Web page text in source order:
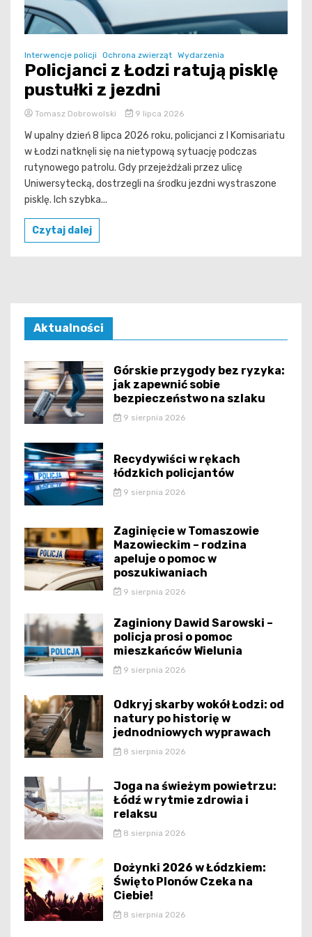
Interwencje policji Ochrona zwierząt Wydarzenia
Policjanci z Łodzi ratują pisklę
pustułki z jezdni
Tomasz Dobrowolski 9 lipca 2026
W upalny dzień 8 lipca 2026 roku, policjanci z I Komisariatu
w Łodzi natknęli się na nietypową sytuację podczas
rutynowego patrolu. Gdy przejeżdżali przez ulicę
Uniwersytecką, dostrzegli na środku jezdni wystraszone
pisklę. Ich szybka...
Czytaj dalej
Aktualności
Górskie przygody bez ryzyka:
jak zapewnić sobie
bezpieczeństwo na szlaku
9 sierpnia 2026
Recydywiści w rękach
łódzkich policjantów
9 sierpnia 2026
Zaginięcie w Tomaszowie
Mazowieckim – rodzina
apeluje o pomoc w
poszukiwaniach
9 sierpnia 2026
Zaginiony Dawid Sarowski –
policja prosi o pomoc
mieszkańców Wielunia
9 sierpnia 2026
Odkryj skarby wokół Łodzi: od
natury po historię w
jednodniowych wyprawach
8 sierpnia 2026
Joga na świeżym powietrzu:
Łódź w rytmie zdrowia i
relaksu
8 sierpnia 2026
Dożynki 2026 w Łódzkiem:
Święto Plonów Czeka na
Ciebie!
8 sierpnia 2026